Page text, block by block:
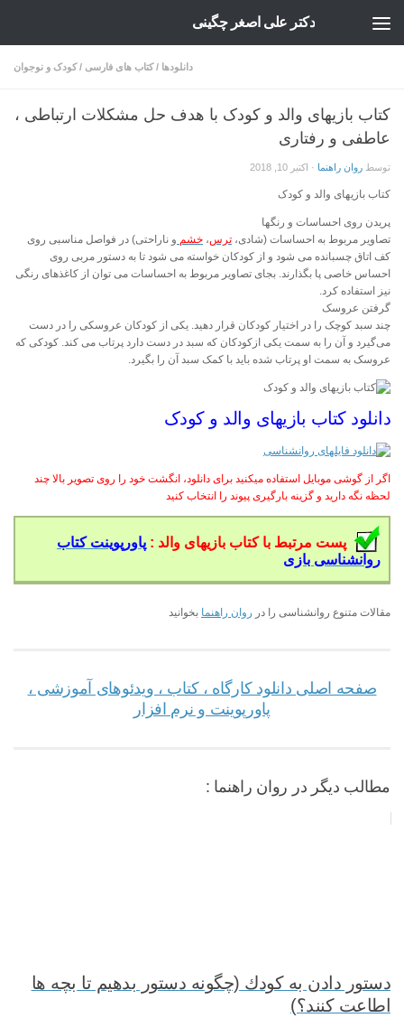
دکتر علی اصغر چگینی
دانلودها / کتاب های فارسی / کودک و نوجوان
کتاب بازیهای والد و کودک با هدف حل مشکلات ارتباطی ،
عاطفی و رفتاری
توسط روان راهنما · اکتبر 10, 2018
کتاب بازیهای والد و کودک
پریدن روی احساسات و رنگها
تصاویر مربوط به احساسات (شادی، ترس، خشم و ناراحتی) در فواصل مناسبی روی
کف اتاق چسبانده می شود و از کودکان خواسته می شود تا به دستور مربی روی
احساس خاصی پا بگذارند. بجای تصاویر مربوط به احساسات می توان از کاغذهای رنگی
نیز استفاده کرد.
گرفتن عروسک
چند سبد کوچک را در اختیار کودکان قرار دهید. یکی از کودکان عروسکی را در دست
می‌گیرد و آن را به سمت یکی ازکودکان که سبد در دست دارد پرتاب می کند. کودکی که
عروسک به سمت او پرتاب شده باید با کمک سبد آن را بگیرد.
دانلود کتاب بازیهای والد و کودک
اگر از گوشی موبایل استفاده میکنید برای دانلود، انگشت خود را روی تصویر بالا چند
لحظه نگه دارید و گزینه بارگیری پیوند را انتخاب کنید
پست مرتبط با کتاب بازیهای والد : پاورپوینت کتاب
روانشناسی بازی
مقالات متنوع روانشناسی را در روان راهنما بخوانید
صفحه اصلی دانلود کارگاه ، کتاب ، ویدئوهای آموزشی ،
پاورپوینت و نرم افزار
مطالب دیگر در روان راهنما :
دستور دادن به كودك (چگونه دستور بدهیم تا بچه ها
اطاعت کنند؟)